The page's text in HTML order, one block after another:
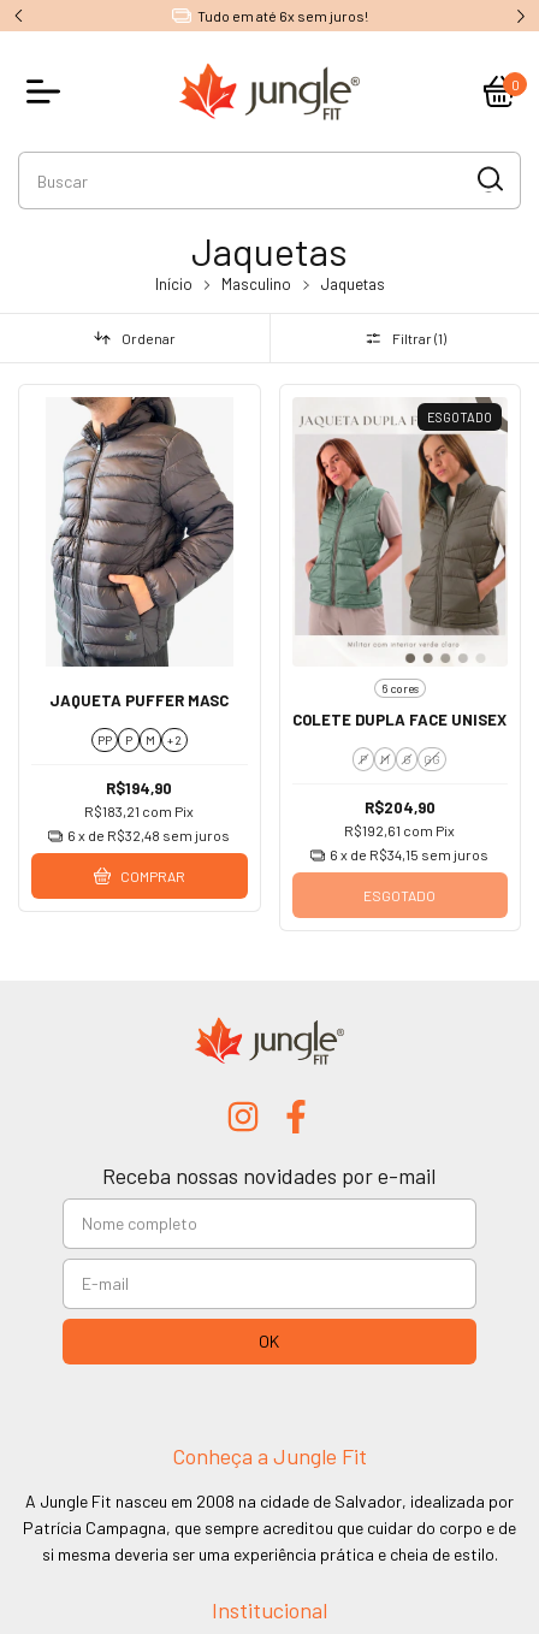
Tudo em até 6x sem juros!
0
Jaquetas
Início Masculino Jaquetas
Ordenar Filtrar (1)
JAQUETA PUFFER MASC
PP P M + 2
R$194,90
R$183,21 com Pix
6 x de R$32,48 sem juros
COMPRAR
ESGOTADO
6 cores
COLETE DUPLA FACE UNISEX
P M G GG
R$204,90
R$192,61 com Pix
6 x de R$34,15 sem juros
ESGOTADO
Receba nossas novidades por e-mail
Conheça a Jungle Fit
A Jungle Fit nasceu em 2008 na cidade de Salvador, idealizada por
Patrícia Campagna, que sempre acreditou que cuidar do corpo e de
si mesma deveria ser uma experiência prática e cheia de estilo.
Institucional